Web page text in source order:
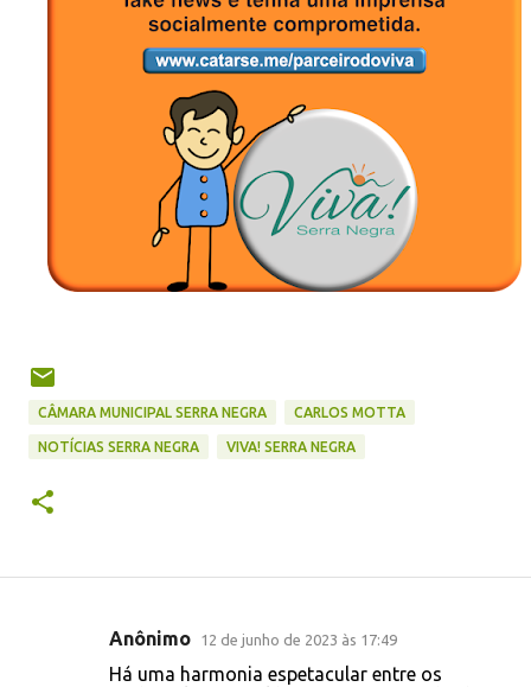
CÂMARA MUNICIPAL SERRA NEGRA CARLOS MOTTA
NOTÍCIAS SERRA NEGRA VIVA! SERRA NEGRA
Anônimo 12 de junho de 2023 às 17:49
Há uma harmonia espetacular entre os